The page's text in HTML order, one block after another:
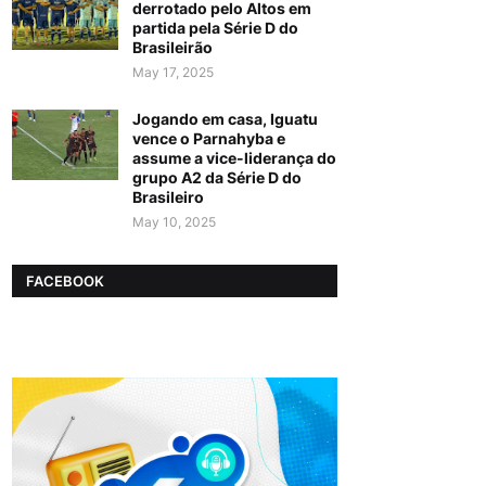
derrotado pelo Altos em
partida pela Série D do
Brasileirão
May 17, 2025
Jogando em casa, Iguatu
vence o Parnahyba e
assume a vice-liderança do
grupo A2 da Série D do
Brasileiro
May 10, 2025
FACEBOOK